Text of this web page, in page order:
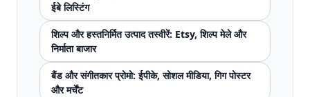
ईबे लिस्टिंग
शिल्प और हस्तनिर्मित उत्पाद तस्वीरें: Etsy, शिल्प मेले और
निर्माता बाजार
बैंड और संगीतकार प्रोमो: ईपीके, सोशल मीडिया, गिग पोस्टर
और मर्चेंट